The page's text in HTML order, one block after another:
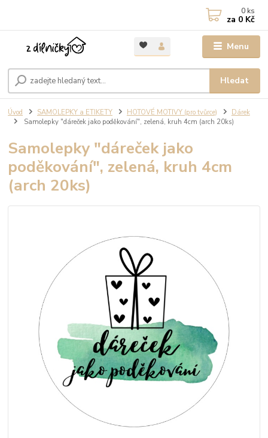
Menu
Hledat
0 ks
za 0 Kč
Úvod SAMOLEPKY a ETIKETY HOTOVÉ MOTIVY (pro tvůrce)
Dárek
Samolepky "dáreček jako poděkování", zelená, kruh 4cm (arch 20ks)
Samolepky "dáreček jako
poděkování", zelená, kruh 4cm
(arch 20ks)